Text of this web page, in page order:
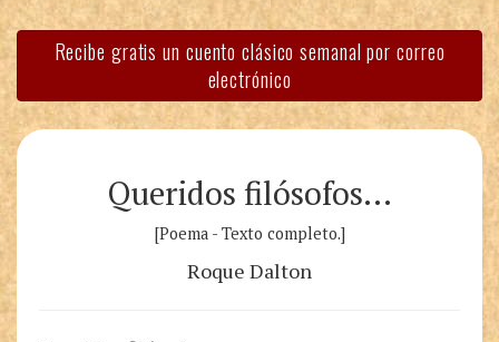
Recibe gratis un cuento clásico semanal por correo
electrónico
Queridos filósofos…
[Poema - Texto completo.]
Roque Dalton